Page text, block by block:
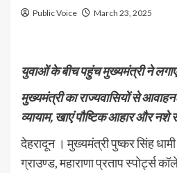
Public Voice March 23, 2025
युवाओं के बीच पहुंच मुख्यमंत्री ने
मुख्यमंत्री का राज्यवासियों से
व्यायाम, खाएं पौष्टिक आहार और नशे
देहरादून । मुख्यमंत्री पुष्कर सिंह
ग्राउण्ड, महाराणा प्रताप स्पोर्ट्स